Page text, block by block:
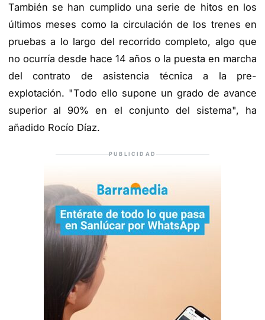
También se han cumplido una serie de hitos en los
últimos meses como la circulación de los trenes en
pruebas a lo largo del recorrido completo, algo que
no ocurría desde hace 14 años o la puesta en marcha
del contrato de asistencia técnica a la pre-
explotación. "Todo ello supone un grado de avance
superior al 90% en el conjunto del sistema", ha
añadido Rocío Díaz.
PUBLICIDAD